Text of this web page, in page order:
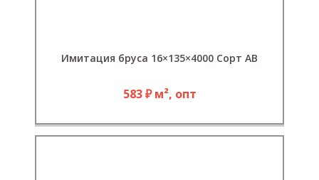
Имитация бруса 16×135×4000 Сорт АВ
583 ₽ м², опт